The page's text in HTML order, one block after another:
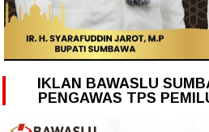
IKLAN BAWASLU
PENGAWAS TPS